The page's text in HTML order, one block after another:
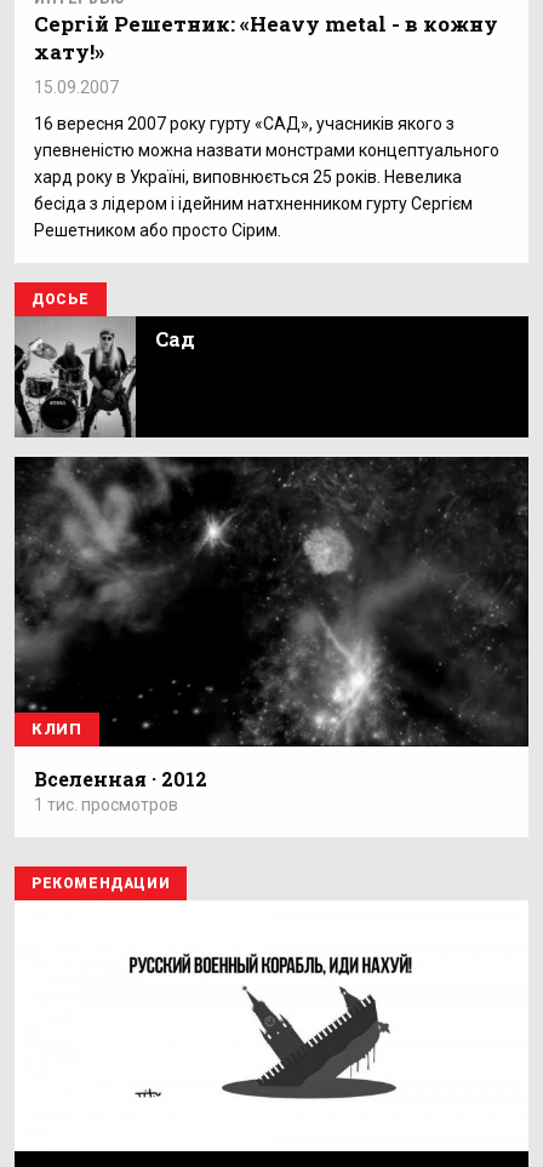
Сергій Решетник: «Heavy metal - в кожну
хату!»
15.09.2007
16 вересня 2007 року гурту «САД», учасників якого з
упевненістю можна назвати монстрами концептуального
хард року в Україні, виповнюється 25 років. Невелика
бесіда з лідером і ідейним натхненником гурту Сергієм
Решетником або просто Сірим.
ДОСЬЕ
Сад
КЛИП
Вселенная · 2012
1 тис. просмотров
РЕКОМЕНДАЦИИ